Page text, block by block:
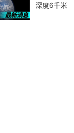
深度6千米